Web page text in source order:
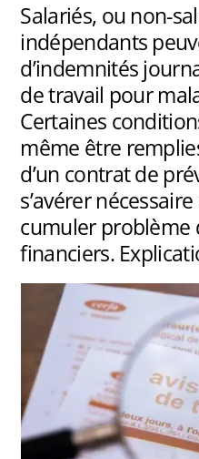
Salariés, ou non-
indépendants
d’indemnités
de travail pour
Certaines
même être
d’un contrat de
s’avérer
cumuler problème
financiers.